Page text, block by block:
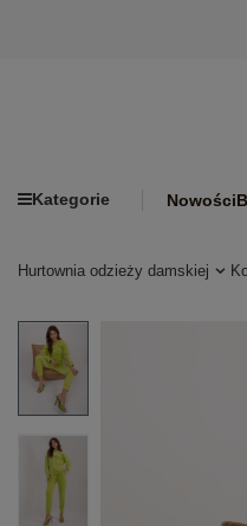
Kategorie Nowości
Hurtownia odzieży damskiej